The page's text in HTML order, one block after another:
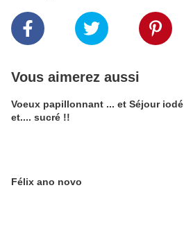
Vous aimerez aussi
Voeux papillonnant ... et Séjour iodé
et.... sucré !!
Félix ano novo